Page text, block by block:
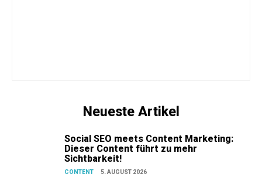
Neueste Artikel
Social SEO meets Content Marketing:
Dieser Content führt zu mehr
Sichtbarkeit!
CONTENT 5. AUGUST 2026